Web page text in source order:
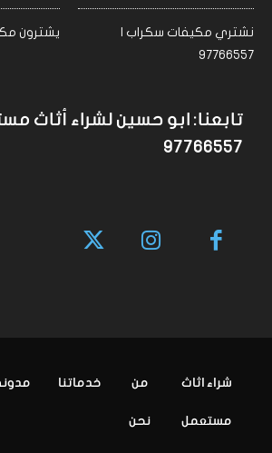
نشتري مكيفات سكراب |
97766557
يشترون مكيفات
تابعنا: ابو حسين لشراء أثاث
97766557
شراء اثاث
مستعمل
من
نحن
خدماتنا